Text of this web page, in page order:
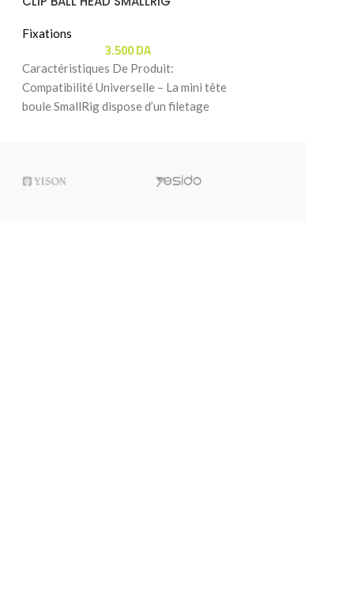
Fixations
3.500DA
Caractéristiques De Produit:
Compatibilité Universelle – La mini tête
boule SmallRig dispose d’un filetage